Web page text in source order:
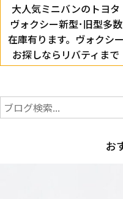
大人気ミニバンのトヨタ
ヴォクシー新型･旧型多数
在庫有ります。ヴォクシー
お探しならリバティまで
お